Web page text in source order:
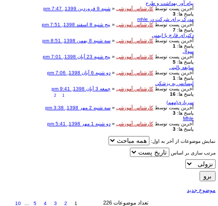
پیام آور بهداشت و طرح
آخرین پست توسط کارشناس آموزشی « شنبه 9 فروردین 1399, 7:47 pm
پاسخ ها: 3
مدرک برای شرکت در mhle
آخرین پست توسط کارشناس آموزشی « پنج شنبه 8 اسفند 1398, 7:51 pm
پاسخ ها: 7
دکترای قارچ یا ایمنی
آخرین پست توسط کارشناس آموزشی « سه شنبه 8 بهمن 1398, 8:51 pm
پاسخ ها: 1
سوال
آخرین پست توسط کارشناس آموزشی « پنج شنبه 23 آبان 1398, 7:01 pm
پاسخ ها: 5
سابقه بالینی
آخرین پست توسط کارشناس آموزشی « دو شنبه 6 آبان 1398, 7:06 pm
پاسخ ها: 1
ليسانس به پزشكي
آخرین پست توسط کارشناس آموزشی « جمعه 3 آبان 1398, 9:41 pm
پاسخ ها: 16
1
2
سربازی(مهم)
آخرین پست توسط کارشناس آموزشی « سه شنبه 2 مهر 1398, 3:38 pm
پاسخ ها: 3
Mhle
آخرین پست توسط کارشناس آموزشی « دو شنبه 1 مهر 1398, 5:41 pm
پاسخ ها: 3
نمایش موضوعات از آخر به اول:
مرتب سازی بر اساس
موضوع جدید
تعداد موضوعات 226 1
2
3
4
5
10